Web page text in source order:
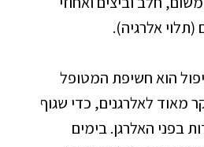
אלרגיה).
הוא חשיפת המטופל
מאוד לאלרגנים, כדי שגוף
בפני האלרגן. בימים